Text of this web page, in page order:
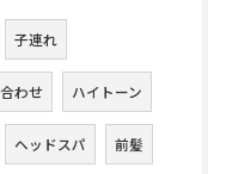
子連れ
わせ ハイトーン
ヘッドスパ 前髪